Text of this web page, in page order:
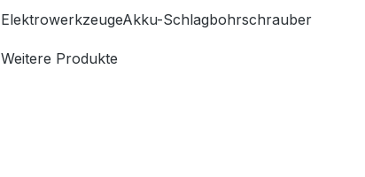
ElektrowerkzeugeAkku-Schlagbohrschrauber
Weitere Produkte